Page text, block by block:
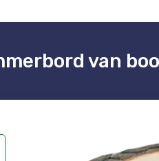
van